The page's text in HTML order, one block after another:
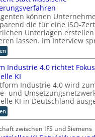
O
o
r
t
e
c
o
m
p
u
t
n
g
u
n
d
k
ü
E
i
n
s
a
t
z
n
i
m
m
t
i
d
können
die für eine ISO-
Unterlagen
lassen. Im Interview
:
K
A
s
s
i
s
t
e
n
t
Industrie 4.0 richtet
KI
Industrie 4.0 wird
und
KI in Deutschland
:
P
a
zwischen IFS und Siemens